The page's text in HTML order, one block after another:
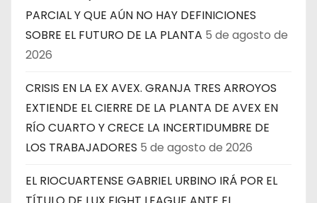
PARCIAL Y QUE AÚN NO HAY DEFINICIONES
SOBRE EL FUTURO DE LA PLANTA 5 de agosto de
2026
CRISIS EN LA EX AVEX. GRANJA TRES ARROYOS
EXTIENDE EL CIERRE DE LA PLANTA DE AVEX EN
RÍO CUARTO Y CRECE LA INCERTIDUMBRE DE
LOS TRABAJADORES 5 de agosto de 2026
EL RIOCUARTENSE GABRIEL URBINO IRÁ POR EL